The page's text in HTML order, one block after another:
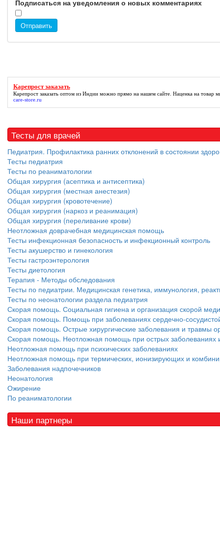
Подписаться на уведомления о новых комментариях
Отправить
Карепрост заказать
Карепрост заказатьоптом из Индии можно прямо на нашем сайте. Наценка на товар
care-store.ru
Тесты для врачей
Педиатрия. Профилактика ранних отклонений в состоянии
Тесты педиатрия
Тесты по реаниматологии
Общая хирургия (асептика и антисептика)
Общая хирургия (местная анестезия)
Общая хирургия (кровотечение)
Общая хирургия (наркоз и реанимация)
Общая хирургия (переливание крови)
Неотложная доврачебная медицинская помощь
Тесты инфекционная безопасность и инфекционный контроль
Тесты акушерство и гинекология
Тесты гастроэнтерология
Тесты диетология
Терапия - Методы обследования
Тесты по педиатрии. Медицинская генетика, иммунология,
Тесты по неонатологии раздела педиатрия
Скорая помощь. Социальная гигиена и организация скорой
Скорая помощь. Помощь при заболеваниях сердечно-
Скорая помощь. Острые хирургические заболевания и травмы
Скорая помощь. Неотложная помощь при острых заболеваниях
Неотложная помощь при психических заболеваниях
Неотложная помощь при термических, ионизирующих и
Заболевания надпочечников
Неонатология
Ожирение
По реаниматологии
Наши партнеры